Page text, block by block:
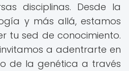
disciplinas. Desde la
y más allá, estamos
tu sed de conocimiento.
a adentrarte en
de la genética a través